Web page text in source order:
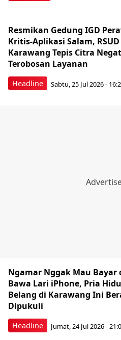
Headline
Resmikan Gedung IGD
Kritis-Aplikasi Salam, RSUD
Karawang Tepis Citra
Terobosan Layanan
Sabtu, 25 Jul 2026 -
Headline
Ngamar Nggak Mau Bayar
Bawa Lari iPhone, Pria
Belang di Karawang Ini
Dipukuli
Jumat, 24 Jul 2026 -